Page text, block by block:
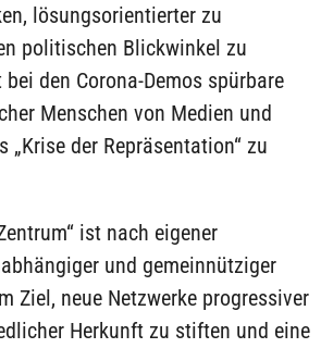
lösungsorientierter zu
politischen Blickwinkel zu
den Corona-Demos spürbare
Menschen von Medien und
der Repräsentation“ zu
ist nach eigener
und gemeinnütziger
Ziel, neue Netzwerke progressiver
Herkunft zu stiften und eine